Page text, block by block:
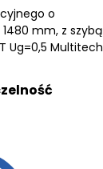
o
mm, z szybą
Ug=0,5 Multitech